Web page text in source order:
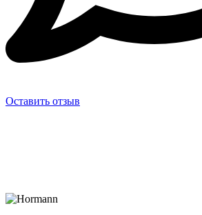
Оставить отзыв